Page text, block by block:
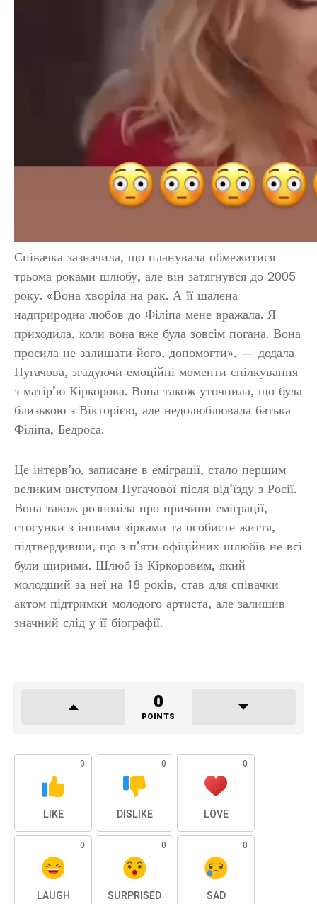
Співачка зазначила, що планувала обмежитися
трьома роками шлюбу, але він затягнувся до 2005
року. «Вона хворіла на рак. А її шалена
надприродна любов до Філіпа мене вражала. Я
приходила, коли вона вже була зовсім погана. Вона
просила не залишати його, допомогти», — додала
Пугачова, згадуючи емоційні моменти спілкування
з матір’ю Кіркорова. Вона також уточнила, що була
близькою з Вікторією, але недолюблювала батька
Філіпа, Бедроса.
Це інтерв’ю, записане в еміграції, стало першим
великим виступом Пугачової після від’їзду з Росії.
Вона також розповіла про причини еміграції,
стосунки з іншими зірками та особисте життя,
підтвердивши, що з п’яти офіційних шлюбів не всі
були щирими. Шлюб із Кіркоровим, який
молодший за неї на 18 років, став для співачки
актом підтримки молодого артиста, але залишив
значний слід у її біографії.
0
POINTS
0
LIKE
0
DISLIKE
0
LOVE
0
LAUGH
0
SURPRISED
0
SAD